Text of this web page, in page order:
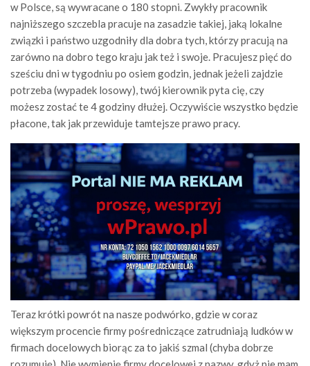
w Polsce, są wywracane o 180 stopni. Zwykły pracownik
najniższego szczebla pracuje na zasadzie takiej, jaką lokalne
związki i państwo uzgodniły dla dobra tych, którzy pracują na
zarówno na dobro tego kraju jak też i swoje. Pracujesz pięć do
sześciu dni w tygodniu po osiem godzin, jednak jeżeli zajdzie
potrzeba (wypadek losowy), twój kierownik pyta cię, czy
możesz zostać te 4 godziny dłużej. Oczywiście wszystko będzie
płacone, tak jak przewiduje tamtejsze prawo pracy.
Teraz krótki powrót na nasze podwórko, gdzie w coraz
większym procencie firmy pośredniczące zatrudniają ludków w
firmach docelowych biorąc za to jakiś szmal (chyba dobrze